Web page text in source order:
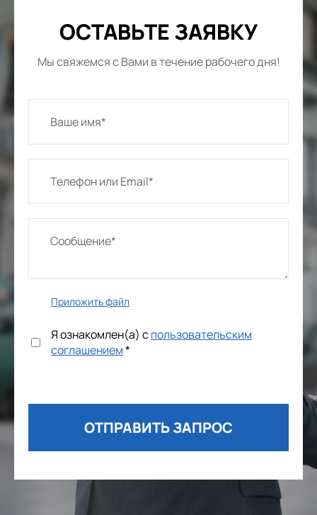
ОСТАВЬТЕ ЗАЯВКУ
Мы свяжемся с Вами в течение рабочего дня!
Приложить файл
Я ознакомлен(а) спользовательским
соглашением*
ОТПРАВИТЬ ЗАПРОС